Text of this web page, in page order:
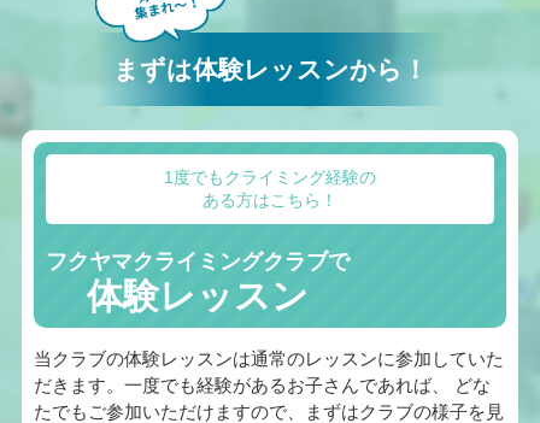
まずは体験レッスンから！
1度でもクライミング経験の
ある方はこちら！
フクヤマクライミングクラブで
体験レッスン
当クラブの体験レッスンは通常のレッスンに参加していた
だきます。一度でも経験があるお子さんであれば、 どな
たでもご参加いただけますので、まずはクラブの様子を見